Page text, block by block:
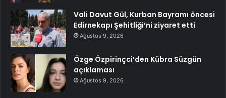
Vali Davut Gül, Kurban Bayramı öncesi
Edirnekapı Şehitliği’ni ziyaret etti
Ağustos 9, 2026
Özge Özpirinçci’den Kübra Süzgün
açıklaması
Ağustos 9, 2026